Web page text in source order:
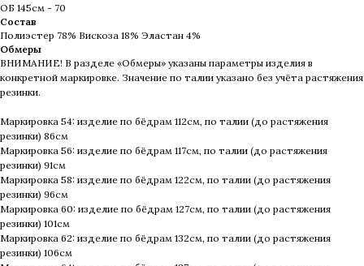
ОБ 145см - 70
Состав
Полиэстер 78% Вискоза 18% Эластан 4%
Обмеры
ВНИМАНИЕ! В разделе «Обмеры» указаны параметры изделия в
конкретной маркировке. Значение по талии указано без учёта растяжения
резинки.
Маркировка 54: изделие по бёдрам 112см, по талии (до растяжения
резинки) 86см
Маркировка 56: изделие по бёдрам 117см, по талии (до растяжения
резинки) 91см
Маркировка 58: изделие по бёдрам 122см, по талии (до растяжения
резинки) 96см
Маркировка 60: изделие по бёдрам 127см, по талии (до растяжения
резинки) 101см
Маркировка 62: изделие по бёдрам 132см, по талии (до растяжения
резинки) 106см